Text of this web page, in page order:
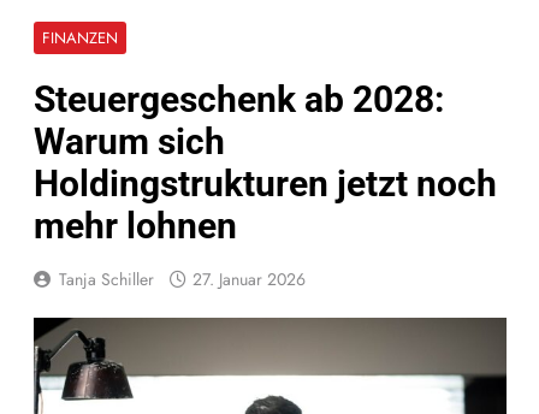
FINANZEN
Steuergeschenk ab 2028:
Warum sich
Holdingstrukturen jetzt noch
mehr lohnen
Tanja Schiller 27. Januar 2026